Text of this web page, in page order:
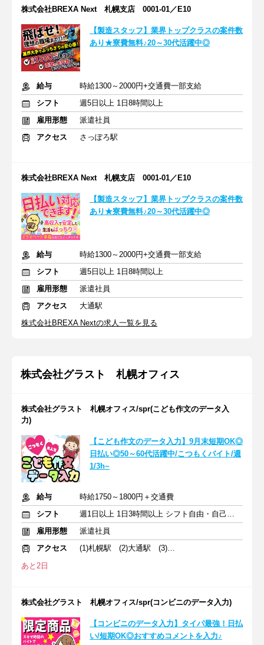
株式会社BREXA Next 札幌支店 0001-01／E10
【製造スタッフ】業界トップクラスの案件数
あり★寮費無料♪20～30代活躍中◎
給与
時給1300～2000円+交通費一部支給
シフト
週5日以上 1日8時間以上
雇用形態
派遣社員
アクセス
さっぽろ駅
株式会社BREXA Next 札幌支店 0001-01／E10
【製造スタッフ】業界トップクラスの案件数
あり★寮費無料♪20～30代活躍中◎
給与
時給1300～2000円+交通費一部支給
シフト
週5日以上 1日8時間以上
雇用形態
派遣社員
アクセス
大通駅
株式会社BREXA Nextの求人一覧を見る
株式会社グラスト 札幌オフィス
株式会社グラスト 札幌オフィス/spr(こども作文のデータ入
力)
【こども作文のデータ入力】9月末短期OK◎
日払い◎50～60代活躍中/こつもくバイト/週
1/3h~
給与
時給1750～1800円＋交通費
シフト
週1日以上 1日3時間以上 シフト自由・自己申告
雇用形態
派遣社員
アクセス
(1)札幌駅 (2)大通駅 (3)さっぽろ駅
あと2日
株式会社グラスト 札幌オフィス/spr(コンビニのデータ入力)
【コンビニのデータ入力】タイパ最強！日払
い/短期OK◎おすすめコメントを入力♪